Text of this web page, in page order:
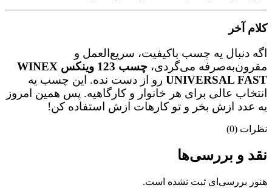
کلام آخر
اگه دنبال یه چسب باکیفیت، سریع‌العمل و
مقرون‌به‌صرفه می‌گردی،
چسب 123 وینکس WINEX
UNIVERSAL FAST رو از دست نده. این چسب یه
انتخاب عالی برای هر خانوار و کارگاهیه. پس همین امروز
یه عدد ازش بخر و تو کارهات ازش استفاده کن!
نظرات (0)
نقد و بررسی‌ها
هنوز بررسی‌ای ثبت نشده است.